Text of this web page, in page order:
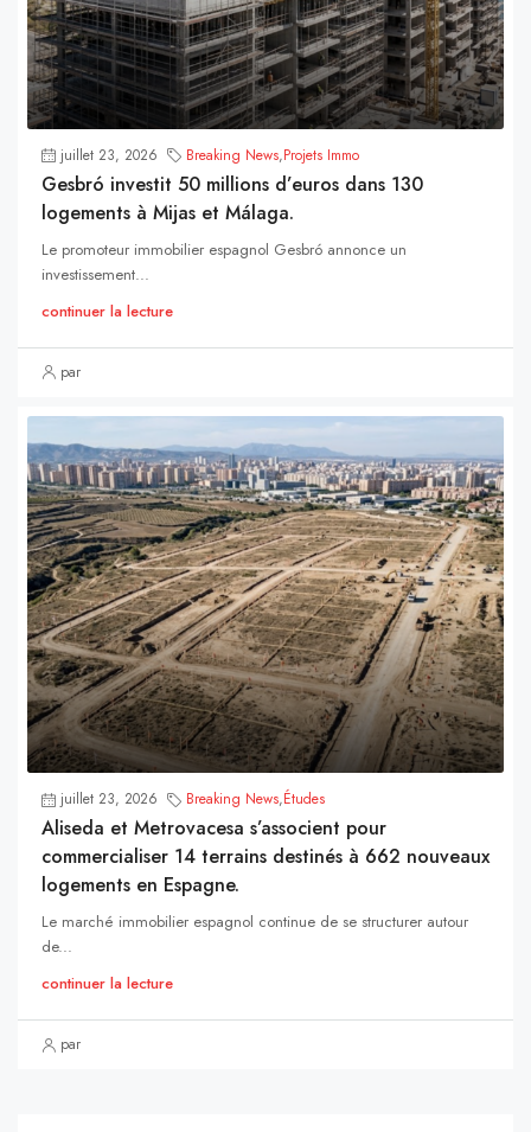
juillet 23, 2026 Breaking News,Projets Immo
Gesbró investit 50 millions d’euros dans 130
logements à Mijas et Málaga.
Le promoteur immobilier espagnol Gesbró annonce un
investissement...
continuer la lecture
par
juillet 23, 2026 Breaking News,Études
Aliseda et Metrovacesa s’associent pour
commercialiser 14 terrains destinés à 662 nouveaux
logements en Espagne.
Le marché immobilier espagnol continue de se structurer autour
de...
continuer la lecture
par